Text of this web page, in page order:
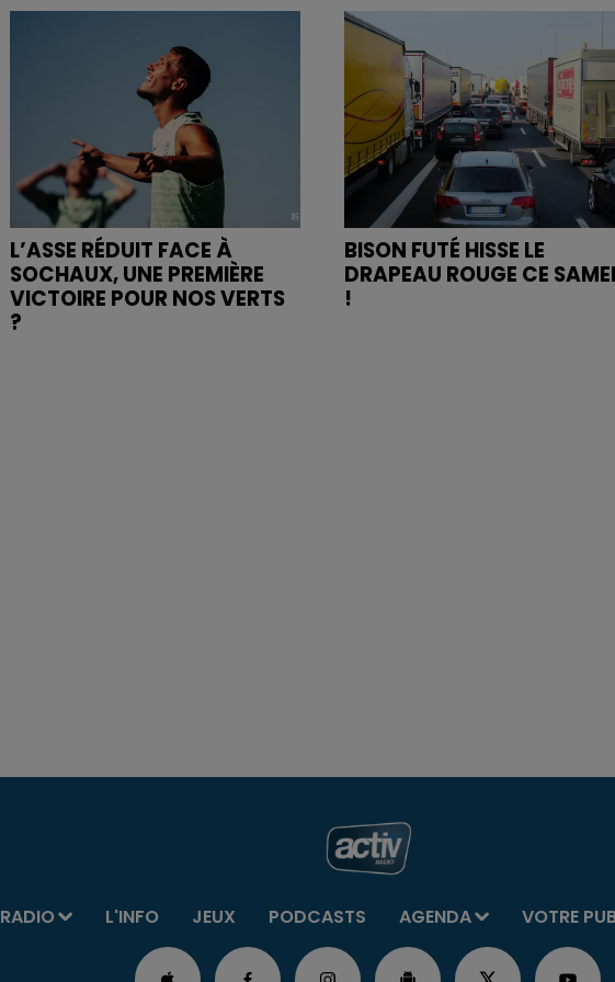
L’ASSE RÉDUIT FACE À
SOCHAUX, UNE PREMIÈRE
VICTOIRE POUR NOS VERTS
?
BISON FUTÉ HISSE LE
DRAPEAU ROUGE CE
!
RADIO L'INFO JEUX PODCASTS AGENDA VOTRE